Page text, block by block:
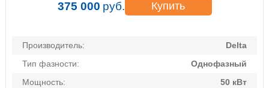
Производитель:
Delta
Тип фазности:
Однофазный
Мощность:
50 кВт
375 000 руб. Купить